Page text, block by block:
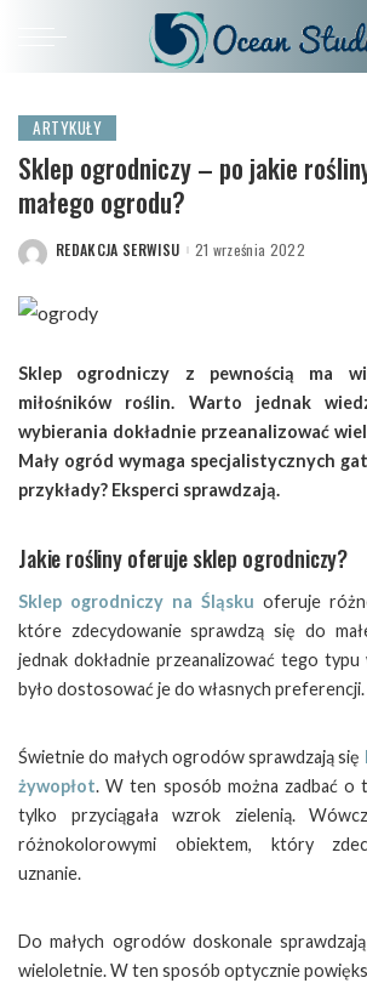
ARTYKUŁY
Sklep ogrodniczy – po jakie
małego ogrodu?
POSTED
REDAKCJA SERWISU 21 września 2022
Sklep ogrodniczy z pewnością ma
miłośników roślin. Warto jednak
wybierania dokładnie przeanalizować
Mały ogród wymaga specjalistycznych
przykłady? Eksperci sprawdzają.
Jakie rośliny oferuje sklep ogrodniczy?
Sklep ogrodniczy na Śląsku oferuje
które zdecydowanie sprawdzą się do
jednak dokładnie przeanalizować tego typu
było dostosować je do własnych preferencji.
Świetnie do małych ogrodów sprawdzają się
żywopłot. W ten sposób można zadbać o
tylko przyciągała wzrok zielenią.
różnokolorowymi obiektem, który
uznanie.
Do małych ogrodów doskonale
wieloletnie. W ten sposób optycznie